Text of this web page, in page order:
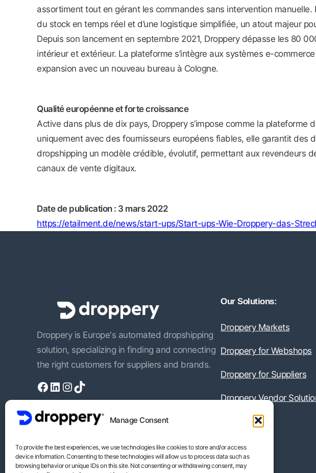
Manage Consent
To provide the best experiences, we use technologies like cookies to store and/or access
device information. Consenting to these technologies will allow us to process data such as
browsing behavior or unique IDs on this site. Not consenting or withdrawing consent, may
assortiment tout en gérant les commandes sans intervention
du stock en temps réel et d’une logistique simplifiée, un atout majeur
Depuis son lancement en septembre 2021, Droppery dépasse les 80
intérieur et extérieur. La plateforme s’intègre aux systèmes e-
expansion avec un nouveau bureau à Cologne.
Qualité européenne et forte croissance
Active dans plus de dix pays, Droppery s’impose comme la
uniquement avec des fournisseurs européens fiables, elle garantit des
dropshipping un modèle crédible, évolutif, permettant aux revendeurs
canaux de vente digitaux.
Date de publication : 3 mars 2022
https://etailment.de/news/start-ups/Start-ups-Wie-Droppery-das-
Droppery is Europe's automated dropshipping
solution, specializing in finding and connecting
the right customers for suppliers and brands.
Facebook LinkedIn InstagramTikTok
Our Solutions:
Droppery Markets
Droppery for Webshops
Droppery for Suppliers
Droppery Vendor